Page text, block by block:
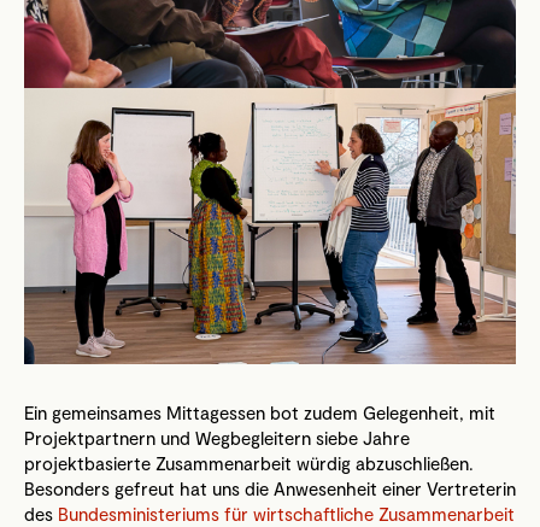
Ein gemeinsames Mittagessen bot zudem Gelegenheit, mit
Projektpartnern und Wegbegleitern siebe Jahre
projektbasierte Zusammenarbeit würdig abzuschließen.
Besonders gefreut hat uns die Anwesenheit einer Vertreterin
des Bundesministeriums für wirtschaftliche Zusammenarbeit